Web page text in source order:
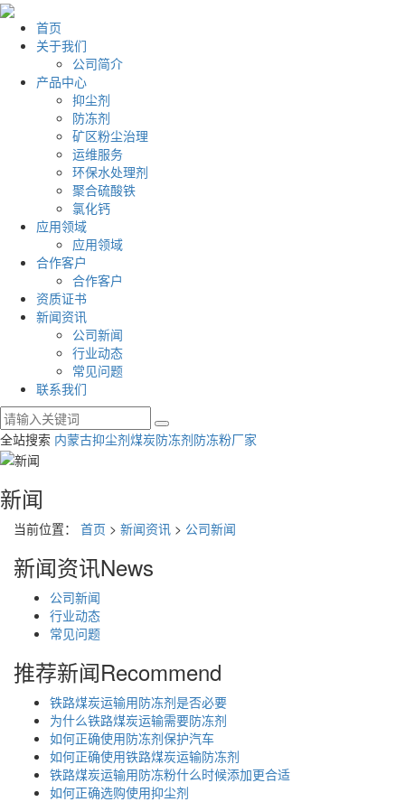
首页
关于我们
公司简介
产品中心
抑尘剂
防冻剂
矿区粉尘治理
运维服务
环保水处理剂
聚合硫酸铁
氯化钙
应用领域
应用领域
合作客户
合作客户
资质证书
新闻资讯
公司新闻
行业动态
常见问题
联系我们
全站搜索 内蒙古抑尘剂煤炭防冻剂防冻粉厂家
新闻
当前位置： 首页 > 新闻资讯 > 公司新闻
新闻资讯News
公司新闻
行业动态
常见问题
推荐新闻Recommend
铁路煤炭运输用防冻剂是否必要
为什么铁路煤炭运输需要防冻剂
如何正确使用防冻剂保护汽车
如何正确使用铁路煤炭运输防冻剂
铁路煤炭运输用防冻粉什么时候添加更合适
如何正确选购使用抑尘剂